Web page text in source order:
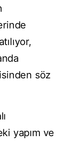
söz
yapım ve